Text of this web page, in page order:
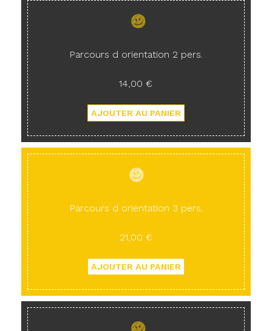
Parcours d orientation 2 pers.
14,00 €
Parcours d orientation 3 pers.
21,00 €